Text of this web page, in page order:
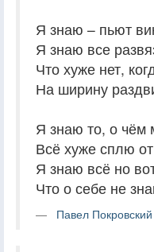
Я знаю – пьют
Я знаю все
Что хуже нет,
На ширину
Я знаю то, о чём
Всё хуже сплю
Я знаю всё но
Что о себе не
Павел